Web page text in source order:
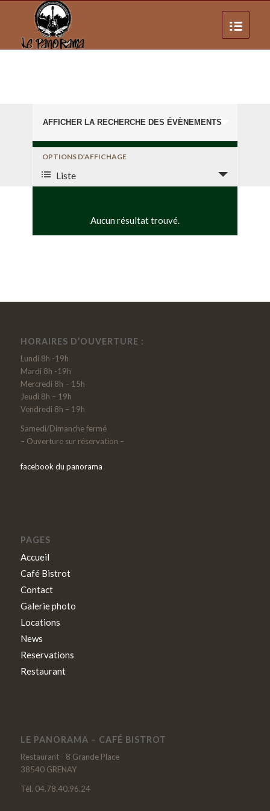
Prochains Évènements
et
navigation
de
vues
AFFICHER LA RECHERCHE DES ÉVÈNEMENTS
Navigation
de
vues
OPTIONS D’AFFICHAGE
Liste
Aucun résultat trouvé.
HORAIRES D’OUVERTURE :
Lundi 8h -19h
Mardi 8h -19h
Mercredi 8h – 15h
Jeudi 8h – 19h
Vendredi 8h – 19h
Samedi/Dimanche fermé
– Ouverture sur réservation –
facebook du panorama
PAGES
Accueil
Café Bistrot
Contact
Galerie photo
Locations
News
Reservations
Restaurant
LE PANORAMA – CAFÉ BISTROT
Restaurant - 8 Grande Place
38540 GRENAY
Tél. 04.78.40.96.24